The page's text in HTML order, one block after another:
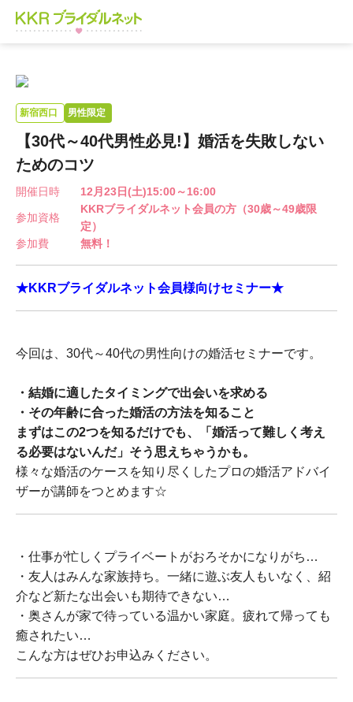
新宿西口 男性限定
【30代～40代男性必見!】婚活を失敗しない
ためのコツ​
開催日時 12月23日(土)15:00～16:00
参加資格
KKRブライダルネット会員の方（30歳～49歳限
定）
参加費
無料！
★KKRブライダルネット会員様向けセミナー★
今回は、30代～40代の男性向けの婚活セミナーです。
・結婚に適したタイミングで出会いを求める
・その年齢に合った婚活の方法を知ること
まずはこの2つを知るだけでも、「婚活って難しく考え
る必要はないんだ」そう思えちゃうかも。
様々な婚活のケースを知り尽くしたプロの婚活アドバイ
ザーが講師をつとめます☆
・仕事が忙しくプライベートがおろそかになりがち…
・友人はみんな家族持ち。一緒に遊ぶ友人もいなく、紹
介など新たな出会いも期待できない…
・奥さんが家で待っている温かい家庭。疲れて帰っても
癒されたい…
こんな方はぜひお申込みください。